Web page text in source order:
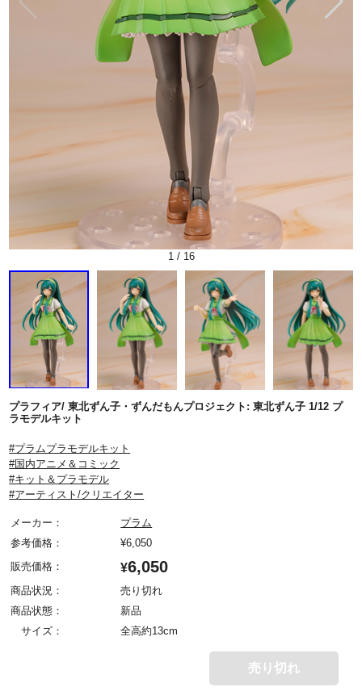
1 / 16
プラフィア/ 東北ずん子・ずんだもんプロジェクト: 東北ずん子 1/12 プ
ラモデルキット
#プラムプラモデルキット
#国内アニメ＆コミック
#キット＆プラモデル
#アーティスト/クリエイター
メーカー：
プラム
参考価格：
¥6,050
販売価格：
¥6,050
商品状況：
売り切れ
商品状態：
新品
サイズ：
全高約13cm
売り切れ